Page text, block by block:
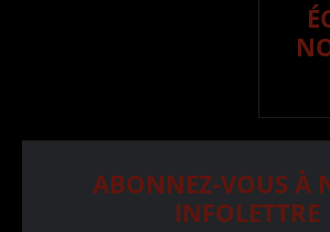
ABONNEZ-VOUS À
INFOLETTRE